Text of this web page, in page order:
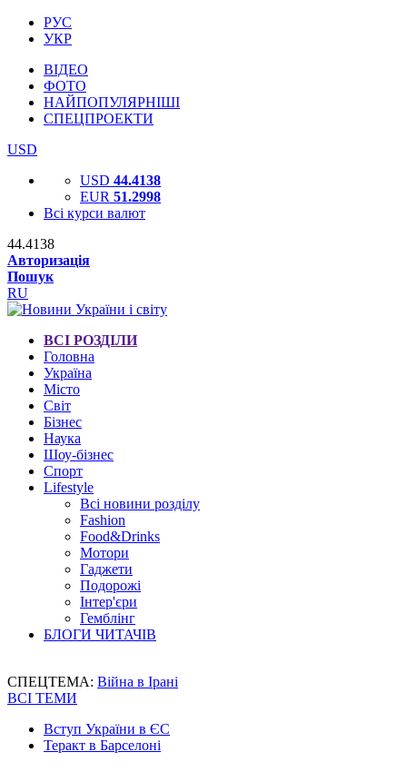
РУС
УКР
ВІДЕО
ФОТО
НАЙПОПУЛЯРНІШІ
СПЕЦПРОЕКТИ
USD
USD 44.4138
EUR 51.2998
Всі курси валют
44.4138
Авторизація
Пошук
RU
ВСІ РОЗДІЛИ
Головна
Україна
Місто
Світ
Бізнес
Наука
Шоу-бізнес
Спорт
Lifestyle
Всі новини розділу
Fashion
Food&Drinks
Мотори
Гаджети
Подорожі
Інтер'єри
Гемблінг
БЛОГИ ЧИТАЧІВ
СПЕЦТЕМА: Війна в Ірані
ВСІ ТЕМИ
Вступ України в ЄС
Теракт в Барселоні